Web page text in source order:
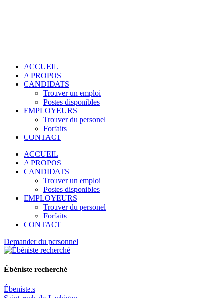
ACCUEIL
A PROPOS
CANDIDATS
Trouver un emploi
Postes disponibles
EMPLOYEURS
Trouver du personel
Forfaits
CONTACT
ACCUEIL
A PROPOS
CANDIDATS
Trouver un emploi
Postes disponibles
EMPLOYEURS
Trouver du personel
Forfaits
CONTACT
Demander du personnel
Ébéniste recherché
Ébeniste.s